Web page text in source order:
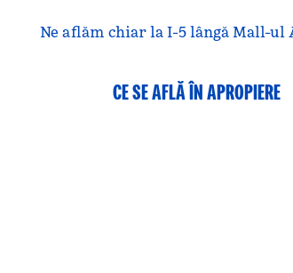
Ne aflăm chiar la I-5 lângă Mall-
CE SE AFLĂ ÎN APROPIERE